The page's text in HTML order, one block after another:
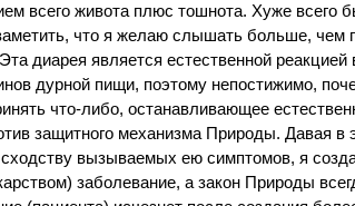
всего живота плюс тошнота. Хуже всего
что я желаю слышать больше, чем
диарея является естественной реакцией
дурной пищи, поэтому непостижимо,
что-либо, останавливающее
защитного механизма Природы. Давая в
вызываемых ею симптомов, я
заболевание, а закон Природы